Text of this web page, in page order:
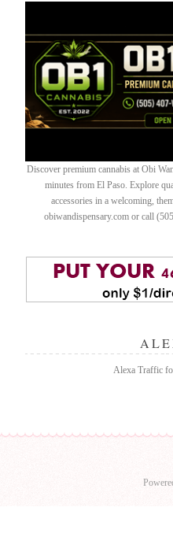
Discover premium cannabis at Obi
minutes from El Paso. Explore
accessories in a welcoming,
obiwandispensary.com or call
Alexa Traffic